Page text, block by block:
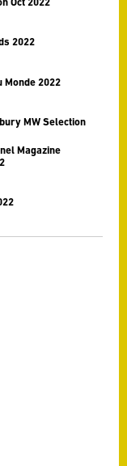
2022
Monde 2022
MW Selection
Magazine